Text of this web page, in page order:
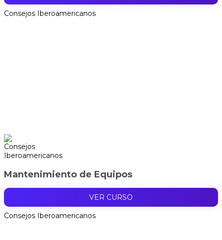
Consejos Iberoamericanos
Mantenimiento de Equipos
VER CURSO
Consejos Iberoamericanos